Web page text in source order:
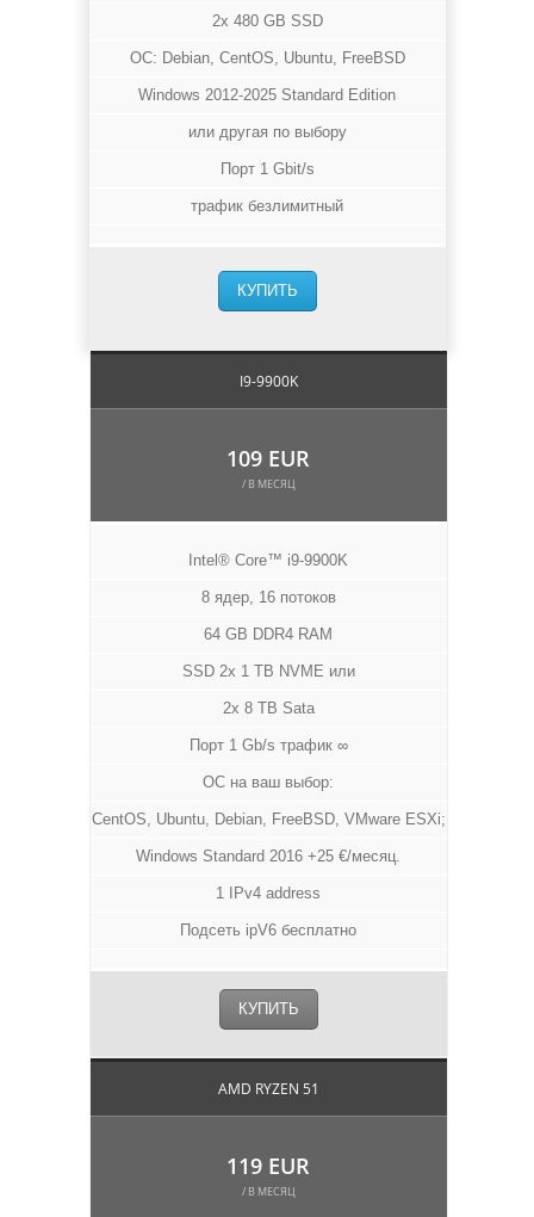
2x 480 GB SSD
OС: Debian, CentOS, Ubuntu, FreeBSD
Windows 2012-2025 Standard Edition
или другая по выбору
Порт 1 Gbit/s
трафик безлимитный
КУПИТЬ
I9-9900K
109 EUR
/ В МЕСЯЦ
Intel® Core™ i9-9900K
8 ядер, 16 потоков
64 GB DDR4 RAM
SSD 2x 1 TB NVME или
2x 8 TB Sata
Порт 1 Gb/s трафик ∞
ОС на ваш выбор:
CentOS, Ubuntu, Debian, FreeBSD, VMware ESXi;
Windows Standard 2016 +25 €/месяц.
1 IPv4 address
Подсеть ipV6 бесплатно
КУПИТЬ
AMD RYZEN 51
119 EUR
/ В МЕСЯЦ